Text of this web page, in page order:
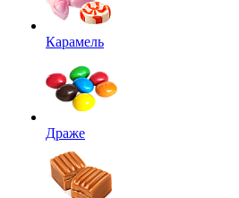
Карамель
Драже